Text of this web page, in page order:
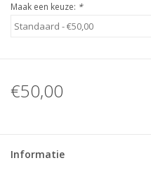
Maak een keuze: *
€50,00
Informatie